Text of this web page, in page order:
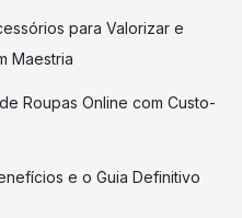
para Valorizar e
Maestria
Roupas Online com Custo-
e o Guia Definitivo